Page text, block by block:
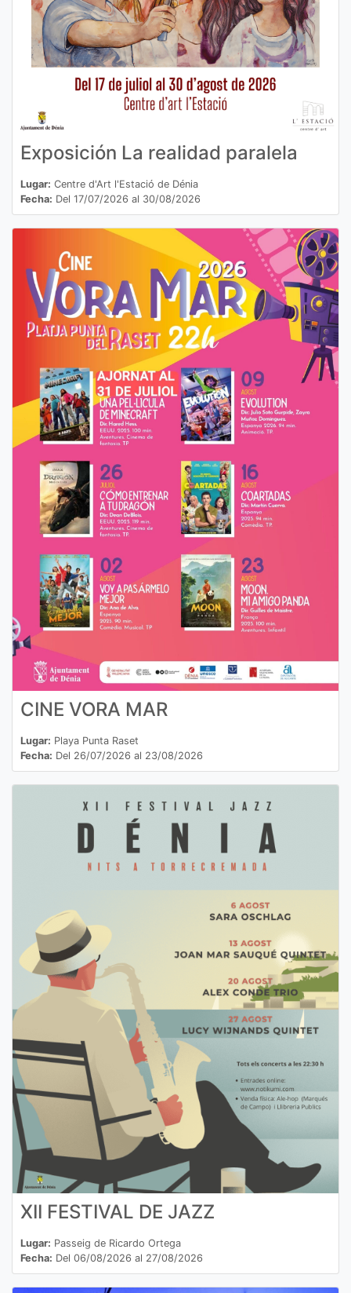
Exposición La realidad paralela
Lugar: Centre d'Art l'Estació de Dénia
Fecha: Del 17/07/2026 al 30/08/2026
CINE VORA MAR
Lugar: Playa Punta Raset
Fecha: Del 26/07/2026 al 23/08/2026
XII FESTIVAL DE JAZZ
Lugar: Passeig de Ricardo Ortega
Fecha: Del 06/08/2026 al 27/08/2026